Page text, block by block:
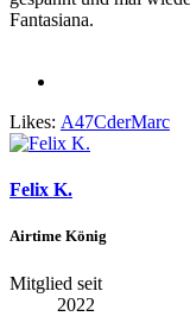
Fantasiana.
Likes: A47CderMarc
Felix K.
Airtime König
Mitglied seit
2022